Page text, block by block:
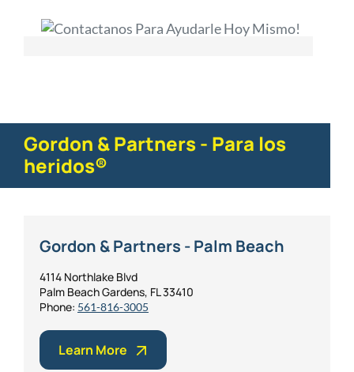
Gordon & Partners - Para los
heridos®
Gordon & Partners - Palm Beach
4114 Northlake Blvd
Palm Beach Gardens, FL 33410
Phone: 561-816-3005
Learn More